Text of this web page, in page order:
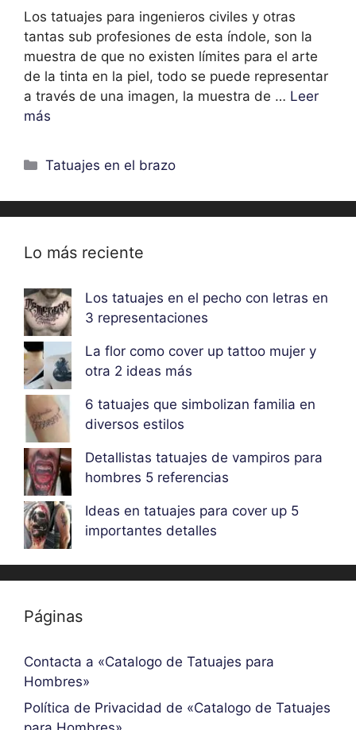
Los tatuajes para ingenieros civiles y otras
tantas sub profesiones de esta índole, son la
muestra de que no existen límites para el arte
de la tinta en la piel, todo se puede representar
a través de una imagen, la muestra de … Leer
más
Categorías
Tatuajes en el brazo
Lo más reciente
Los tatuajes en el pecho con letras en
3 representaciones
La flor como cover up tattoo mujer y
otra 2 ideas más
6 tatuajes que simbolizan familia en
diversos estilos
Detallistas tatuajes de vampiros para
hombres 5 referencias
Ideas en tatuajes para cover up 5
importantes detalles
Páginas
Contacta a «Catalogo de Tatuajes para
Hombres»
Política de Privacidad de «Catalogo de Tatuajes